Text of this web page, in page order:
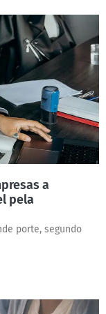
a
pela
porte, segundo